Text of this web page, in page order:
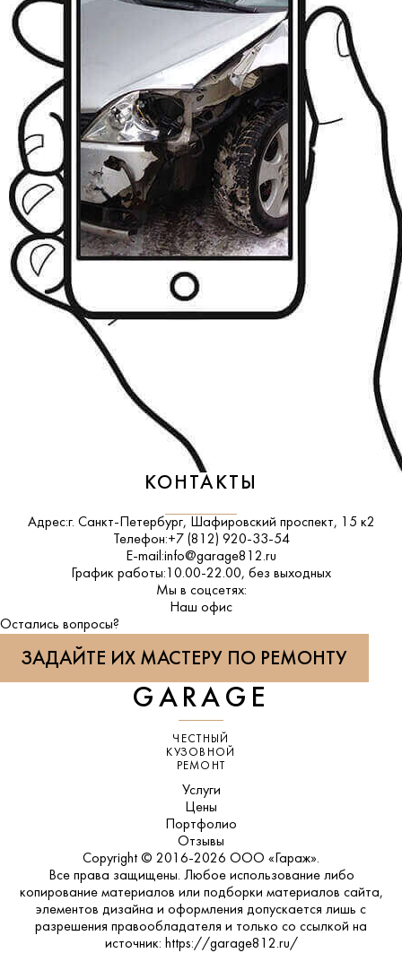
КОНТАКТЫ
Адрес:г. Санкт-Петербург, Шафировский проспект, 15 к2
Телефон:+7 (812) 920-33-54
E-mail:info@garage812.ru
График работы: 10.00-22.00, без выходных
Мы в соцсетях:
ВКонтакте
Наш офис
Остались вопросы?
ЗАДАЙТЕ ИХ МАСТЕРУ ПО РЕМОНТУ
GARAGE
ЧЕСТНЫЙ
КУЗОВНОЙ
РЕМОНТ
Услуги
Цены
Портфолио
Отзывы
Copyright © 2016-2026 ООО «Гараж».
Все права защищены. Любое использование либо
копирование материалов или подборки материалов сайта,
элементов дизайна и оформления допускается лишь с
разрешения правообладателя и только со ссылкой на
источник: https://garage812.ru/